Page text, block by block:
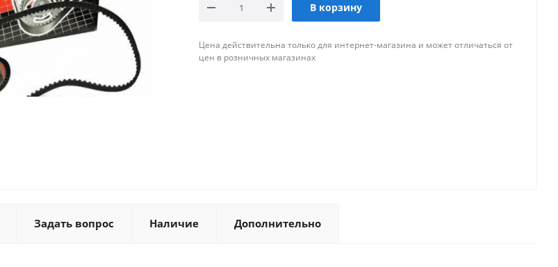
В корзину
Цена действительна только для интернет-магазина и может отличаться от
цен в розничных магазинах
Задать вопрос Наличие Дополнительно